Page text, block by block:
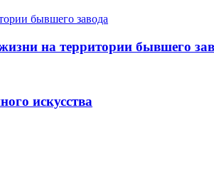
на территории бывшего
искусства